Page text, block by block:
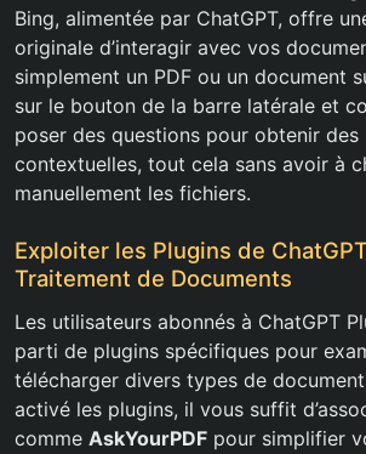
Bing, alimentée par ChatGPT, offre
originale d’interagir avec vos
simplement un PDF ou un document
sur le bouton de la barre latérale et
poser des questions pour obtenir des
contextuelles, tout cela sans avoir à
manuellement les fichiers.
Exploiter les Plugins de
Traitement de Documents
Les utilisateurs abonnés à ChatGPT
parti de plugins spécifiques pour
télécharger divers types de
activé les plugins, il vous suffit
comme AskYourPDF pour simplifier